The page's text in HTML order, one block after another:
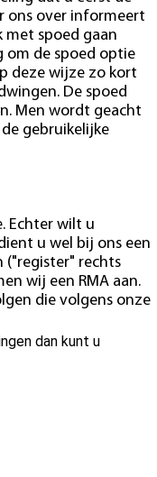
ons over informeert
spoed gaan
om de spoed optie
deze wijze zo kort
De spoed
Men wordt geacht
gebruikelijke
Echter wilt u
u wel bij ons een
("register" rechts
wij een RMA aan.
die volgens onze
dan kunt u